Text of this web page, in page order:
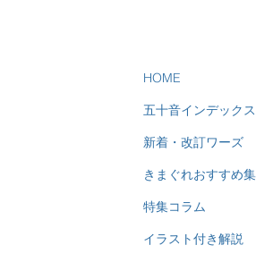
HOME
五十音インデックス
新着・改訂ワーズ
きまぐれおすすめ集
特集コラム
イラスト付き解説